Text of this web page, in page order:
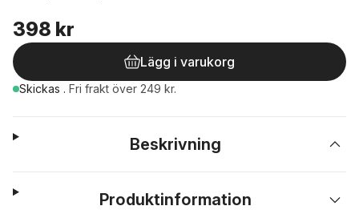
398 kr
Lägg i varukorg
Skickas . Fri frakt över 249 kr.
Beskrivning
Produktinformation